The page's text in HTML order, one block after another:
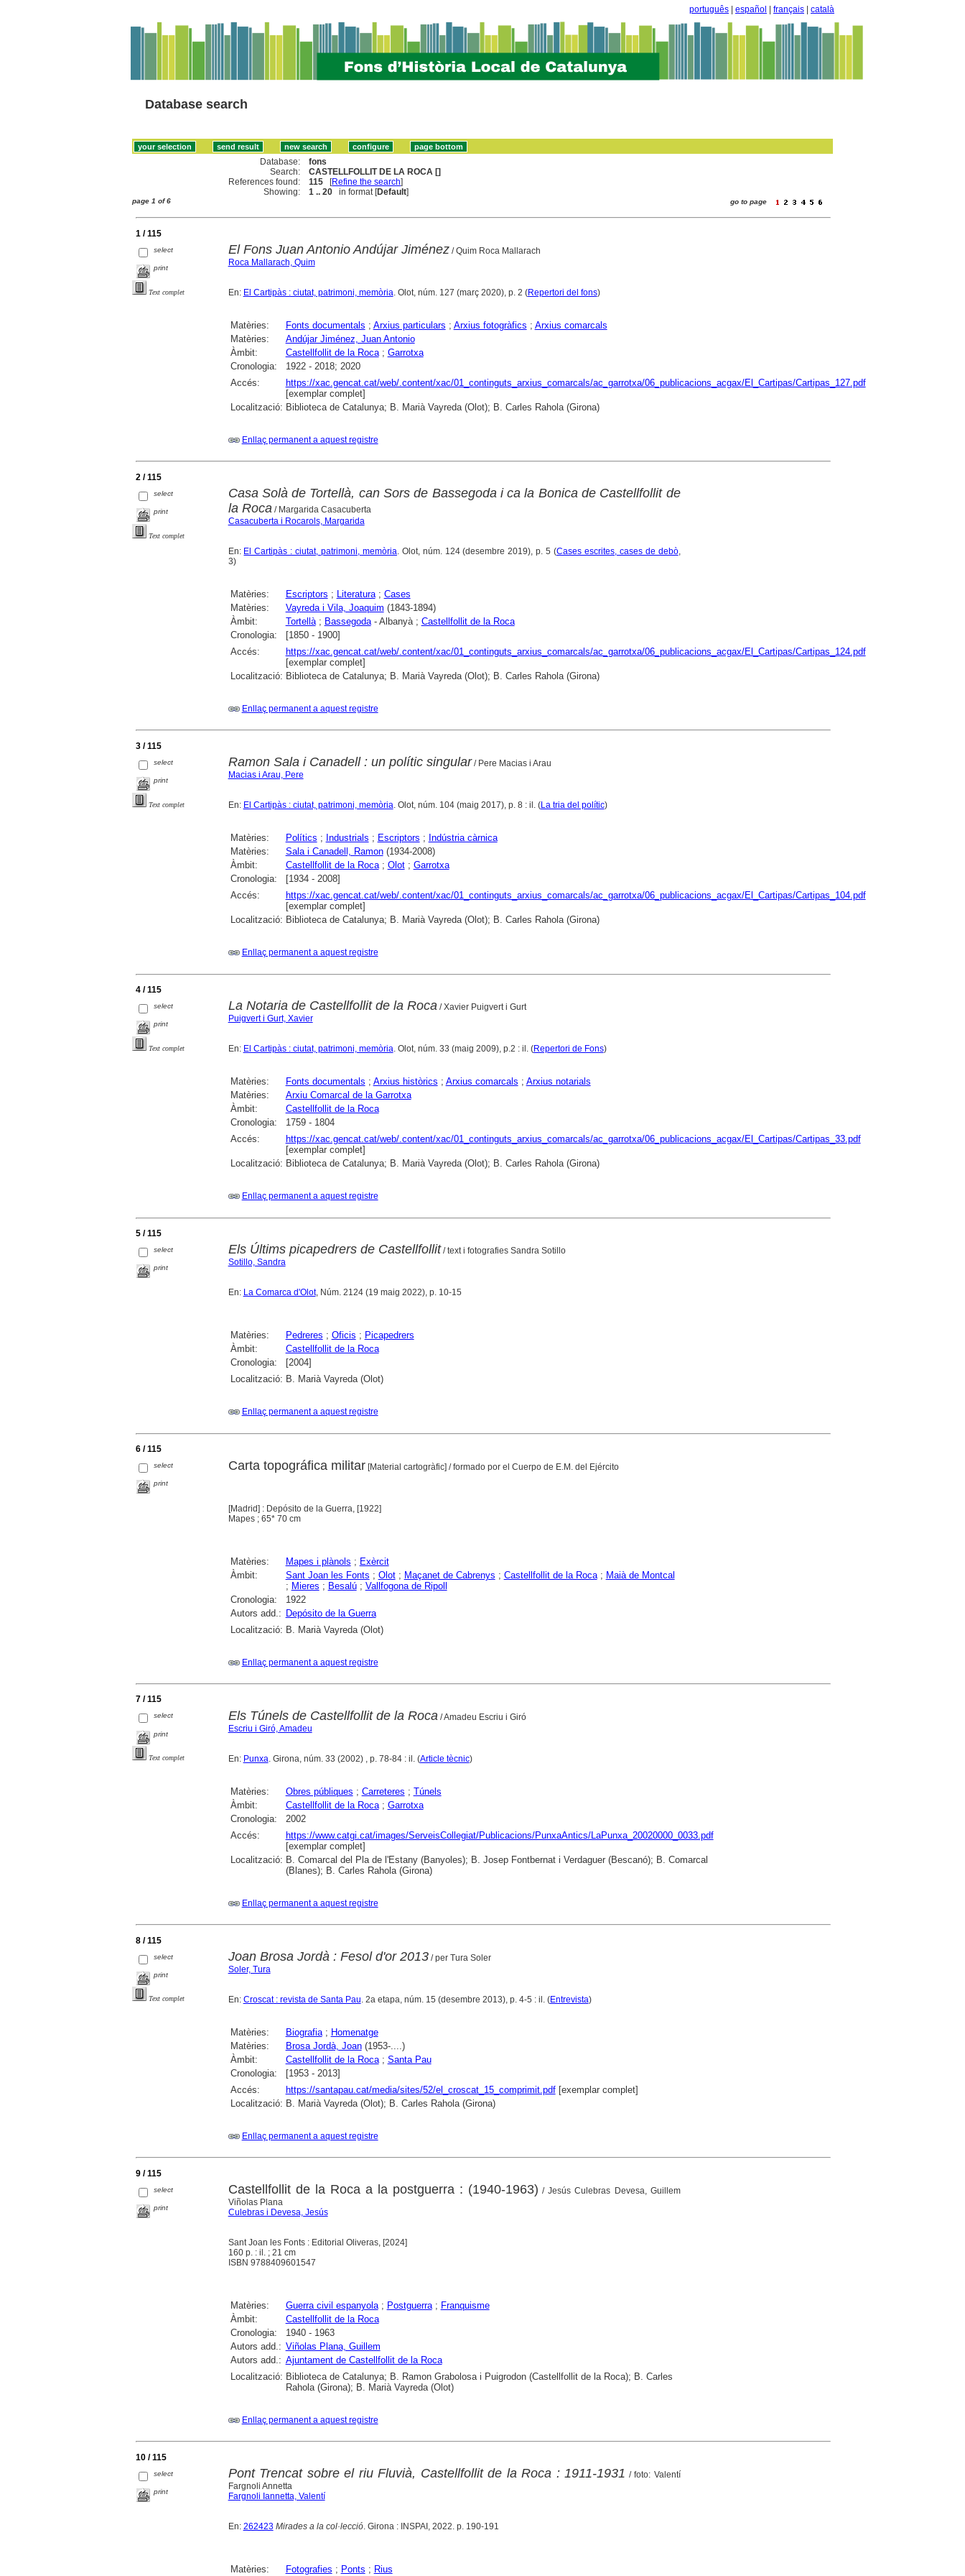
português español français català
Database search
Database:
fons
Search:
CASTELLFOLLIT DE LA ROCA []
References found:
115 [Refine the search]
Showing:
1 .. 20 in format [Default]
page 1 of 6 go to page
1 / 115
select
print
Text complet
El Fons Juan Antonio Andújar Jiménez/ Quim Roca Mallarach
Roca Mallarach, Quim
En: El Cartipàs : ciutat, patrimoni, memòria. Olot, núm. 127 (març 2020), p. 2 (Repertori del fons)
Matèries: Fonts documentals ; Arxius particulars ; Arxius fotogràfics ; Arxius comarcals
Matèries:
Andújar Jiménez, Juan Antonio
Àmbit:
Castellfollit de la Roca; Garrotxa
Cronologia:
1922 - 2018; 2020
Accés:
https://xac.gencat.cat/web/.content/xac/01_continguts_arxius_comarcals/ac_garrotxa/06_publicacions_acgax/El_Cartipas/Cartipas_127.pdf
[exemplar complet]
Localització: Biblioteca de Catalunya; B. Marià Vayreda (Olot); B. Carles Rahola (Girona)
Enllaç permanent a aquest registre
2 / 115
select
print
Text complet
Casa Solà de Tortellà, can Sors de Bassegoda i ca la Bonica de Castellfollit de
la Roca/ Margarida Casacuberta
Casacuberta i Rocarols, Margarida
En: El Cartipàs : ciutat, patrimoni, memòria. Olot, núm. 124 (desembre 2019), p. 5 (Cases escrites, cases de debò,
3)
Matèries: Escriptors ; Literatura; Cases
Matèries:
Vayreda i Vila, Joaquim (1843-1894)
Àmbit:
Tortellà; Bassegoda- Albanyà ; Castellfollit de la Roca
Cronologia:
[1850 - 1900]
Accés:
https://xac.gencat.cat/web/.content/xac/01_continguts_arxius_comarcals/ac_garrotxa/06_publicacions_acgax/El_Cartipas/Cartipas_124.pdf
[exemplar complet]
Localització: Biblioteca de Catalunya; B. Marià Vayreda (Olot); B. Carles Rahola (Girona)
Enllaç permanent a aquest registre
3 / 115
select
print
Text complet
Ramon Sala i Canadell : un polític singular/ Pere Macias i Arau
Macias i Arau, Pere
En: El Cartipàs : ciutat, patrimoni, memòria. Olot, núm. 104 (maig 2017), p. 8 : il. (La tria del polític)
Matèries: Polítics ; Industrials ; Escriptors ; Indústria càrnica
Matèries:
Sala i Canadell, Ramon(1934-2008)
Àmbit:
Castellfollit de la Roca; Olot; Garrotxa
Cronologia:
[1934 - 2008]
Accés:
https://xac.gencat.cat/web/.content/xac/01_continguts_arxius_comarcals/ac_garrotxa/06_publicacions_acgax/El_Cartipas/Cartipas_104.pdf
[exemplar complet]
Localització: Biblioteca de Catalunya; B. Marià Vayreda (Olot); B. Carles Rahola (Girona)
Enllaç permanent a aquest registre
4 / 115
select
print
Text complet
La Notaria de Castellfollit de la Roca/ Xavier Puigvert i Gurt
Puigvert i Gurt, Xavier
En: El Cartipàs : ciutat, patrimoni, memòria. Olot, núm. 33 (maig 2009), p.2 : il. (Repertori de Fons)
Matèries: Fonts documentals ; Arxius històrics ; Arxius comarcals ; Arxius notarials
Matèries:
Arxiu Comarcal de la Garrotxa
Àmbit:
Castellfollit de la Roca
Cronologia:
1759 - 1804
Accés:
https://xac.gencat.cat/web/.content/xac/01_continguts_arxius_comarcals/ac_garrotxa/06_publicacions_acgax/El_Cartipas/Cartipas_33.pdf
[exemplar complet]
Localització: Biblioteca de Catalunya; B. Marià Vayreda (Olot); B. Carles Rahola (Girona)
Enllaç permanent a aquest registre
5 / 115
select
print
Els Últims picapedrers de Castellfollit/ text i fotografies Sandra Sotillo
Sotillo, Sandra
En: La Comarca d'Olot, Núm. 2124 (19 maig 2022), p. 10-15
Matèries: Pedreres ; Oficis ; Picapedrers
Àmbit:
Castellfollit de la Roca
Cronologia:
[2004]
Localització: B. Marià Vayreda (Olot)
Enllaç permanent a aquest registre
6 / 115
select
print
Carta topográfica militar[Material cartogràfic] / formado por el Cuerpo de E.M. del Ejército
[Madrid] : Depósito de la Guerra, [1922]
Mapes ; 65* 70 cm
Matèries: Mapes i plànols ; Exèrcit
Àmbit:
Sant Joan les Fonts ; Olot; Maçanet de Cabrenys ; Castellfollit de la Roca; Maià de Montcal
; Mieres ; Besalú; Vallfogona de Ripoll
Cronologia:
1922
Autors add.: Depósito de la Guerra
Localització: B. Marià Vayreda (Olot)
Enllaç permanent a aquest registre
7 / 115
select
print
Text complet
Els Túnels de Castellfollit de la Roca / Amadeu Escriu i Giró
Escriu i Giró, Amadeu
En: Punxa . Girona, núm. 33 (2002) , p. 78-84 : il. (Article tècnic)
Matèries: Obres públiques ; Carreteres ; Túnels
Àmbit:
Castellfollit de la Roca; Garrotxa
Cronologia:
2002
Accés:
https://www.catgi.cat/images/ServeisCollegiat/Publicacions/PunxaAntics/LaPunxa_20020000_0033.pdf
[exemplar complet]
Localització: B. Comarcal del Pla de l'Estany (Banyoles); B. Josep Fontbernat i Verdaguer (Bescanó); B. Comarcal
(Blanes); B. Carles Rahola (Girona)
Enllaç permanent a aquest registre
8 / 115
select
print
Text complet
Joan Brosa Jordà : Fesol d'or 2013/ per Tura Soler
Soler, Tura
En: Croscat : revista de Santa Pau . 2a etapa, núm. 15 (desembre 2013), p. 4-5 : il. (Entrevista)
Matèries: Biografia; Homenatge
Matèries:
Brosa Jordà, Joan(1953-....)
Àmbit:
Castellfollit de la Roca; Santa Pau
Cronologia:
[1953 - 2013]
Accés:
https://santapau.cat/media/sites/52/el_croscat_15_comprimit.pdf[exemplar complet]
Localització: B. Marià Vayreda (Olot); B. Carles Rahola (Girona)
Enllaç permanent a aquest registre
9 / 115
select
print
Castellfollit de la Roca a la postguerra : (1940-1963) / Jesús Culebras Devesa, Guillem
Viñolas Plana
Culebras i Devesa, Jesús
Sant Joan les Fonts : Editorial Oliveras, [2024]
160 p. : il. ; 21 cm
ISBN 9788409601547
Matèries: Guerra civil espanyola; Postguerra; Franquisme
Àmbit:
Castellfollit de la Roca
Cronologia:
1940 - 1963
Autors add.: Viñolas Plana, Guillem
Autors add.: Ajuntament de Castellfollit de la Roca
Localització: Biblioteca de Catalunya; B. Ramon Grabolosa i Puigrodon (Castellfollit de la Roca); B. Carles
Rahola (Girona); B. Marià Vayreda (Olot)
Enllaç permanent a aquest registre
10 / 115
select
print
Pont Trencat sobre el riu Fluvià, Castellfollit de la Roca : 1911-1931 / foto: Valentí
Fargnoli Annetta
Fargnoli Iannetta, Valentí
En: 262423 Mirades a la col·lecció. Girona : INSPAI, 2022. p. 190-191
Matèries: Fotografies ; Ponts ; Rius